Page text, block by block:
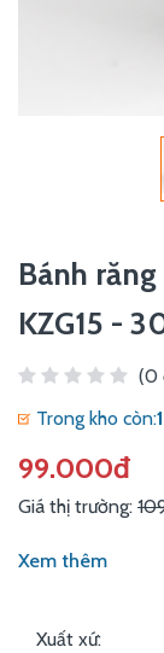
Bánh
KZG15 -
(0
Trong kho còn:
99.000đ
Giá thị trường:
Xem thêm
Xuất xứ: